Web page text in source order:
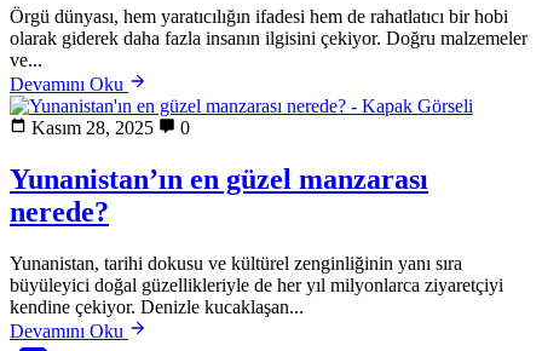
Örgü dünyası, hem yaratıcılığın ifadesi hem de rahatlatıcı bir hobi
olarak giderek daha fazla insanın ilgisini çekiyor. Doğru malzemeler
ve...
Devamını Oku
Kasım 28, 2025 0
Yunanistan’ın en güzel manzarası
nerede?
Yunanistan, tarihi dokusu ve kültürel zenginliğinin yanı sıra
büyüleyici doğal güzellikleriyle de her yıl milyonlarca ziyaretçiyi
kendine çekiyor. Denizle kucaklaşan...
Devamını Oku